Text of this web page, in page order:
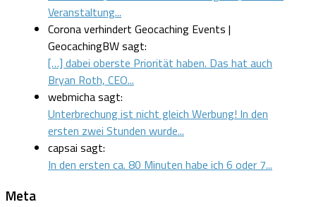
Veranstaltung...
Corona verhindert Geocaching Events |
GeocachingBW sagt:
[…] dabei oberste Priorität haben. Das hat auch
Bryan Roth, CEO...
webmicha sagt:
Unterbrechung ist nicht gleich Werbung! In den
ersten zwei Stunden wurde...
capsai sagt:
In den ersten ca. 80 Minuten habe ich 6 oder 7...
Meta